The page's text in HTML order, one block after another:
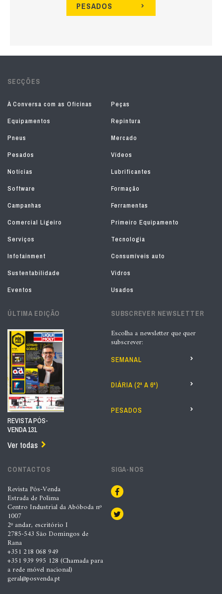
PESADOS
SECÇÕES
À Conversa com as Oficinas
Peças
Equipamentos
Repintura
Pneus
Mercado
Pesados
Vídeos
Notícias
Lubrificantes
Software
Formação
Campanhas
Ferramentas
Comercial Ligeiro
Primeiro Equipamento
Serviços
Tecnologia
Infotainment
Consumíveis auto
Sustentabilidade
Vidros
Eventos
Usados
ÚLTIMA EDIÇÃO
REVISTA PÓS-
VENDA 131
Ver todas
SUBSCREVER NEWSLETTER
Escolha a newsletter que quer
subscrever:
SEMANAL
DIÁRIA (2ª A 6ª)
PESADOS
CONTACTOS
Revista Pós-Venda
Estrada de Polima
Centro Industrial da Abóboda nº
1007
2º andar, escritório I
2785-543 São Domingos de
Rana
+351 218 068 949
+351 939 995 128 (Chamada para
a rede móvel nacional)
geral@posvenda.pt
SIGA-NOS